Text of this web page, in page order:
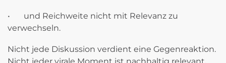
•
und Reichweite nicht mit Relevanz zu
verwechseln.
Nicht jede Diskussion verdient eine Gegenreaktion.